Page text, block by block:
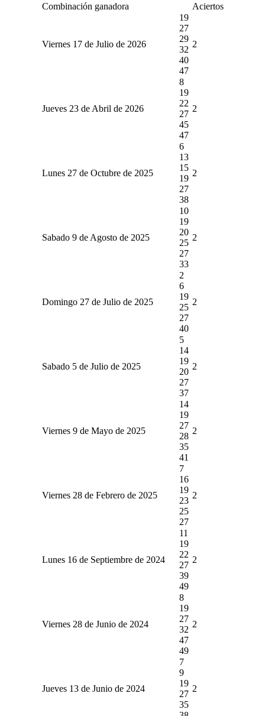
Combinación ganadora Aciertos
Viernes 17 de Julio de 2026
19
27
29
32
40
47
2
Jueves 23 de Abril de 2026
8
19
22
27
45
47
2
Lunes 27 de Octubre de 2025
6
13
15
19
27
38
2
Sabado 9 de Agosto de 2025
10
19
20
25
27
33
2
Domingo 27 de Julio de 2025
2
6
19
25
27
40
2
Sabado 5 de Julio de 2025
5
14
19
20
27
37
2
Viernes 9 de Mayo de 2025
14
19
27
28
35
41
2
Viernes 28 de Febrero de 2025
7
16
19
23
25
27
2
Lunes 16 de Septiembre de 2024
11
19
22
27
39
49
2
Viernes 28 de Junio de 2024
8
19
27
32
47
49
2
Jueves 13 de Junio de 2024
7
9
19
27
35
2